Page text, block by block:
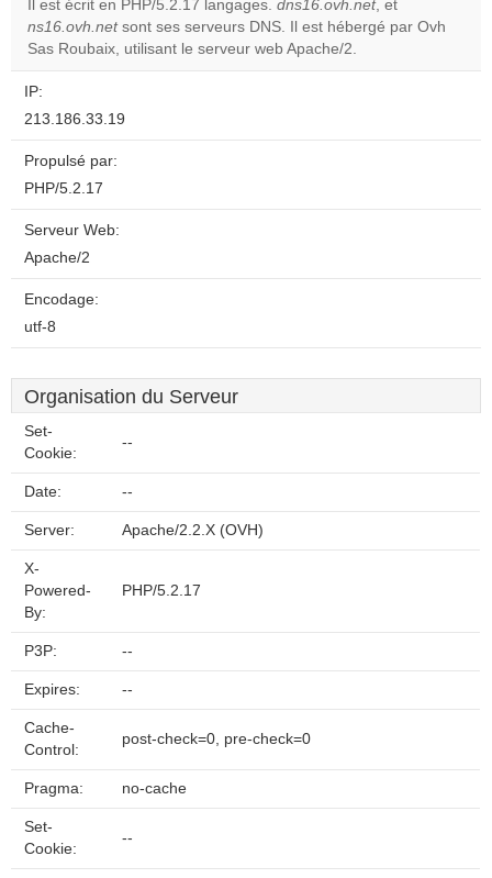
Do you
own this
Il est écrit en PHP/5.2.17 langages. dns16.ovh.net, et
ns16.ovh.netsont ses serveurs DNS. Il est hébergé par Ovh
Sas Roubaix, utilisant le serveur web Apache/2.
IP:
213.186.33.19
Propulsé par:
PHP/5.2.17
Serveur Web:
Apache/2
Encodage:
utf-8
Organisation du Serveur
Set-
Cookie:
--
Date: --
Server: Apache/2.2.X (OVH)
X-
Powered-
By:
PHP/5.2.17
P3P: --
Expires: --
Cache-
Control:
post-check=0, pre-check=0
Pragma: no-cache
Set-
Cookie:
--